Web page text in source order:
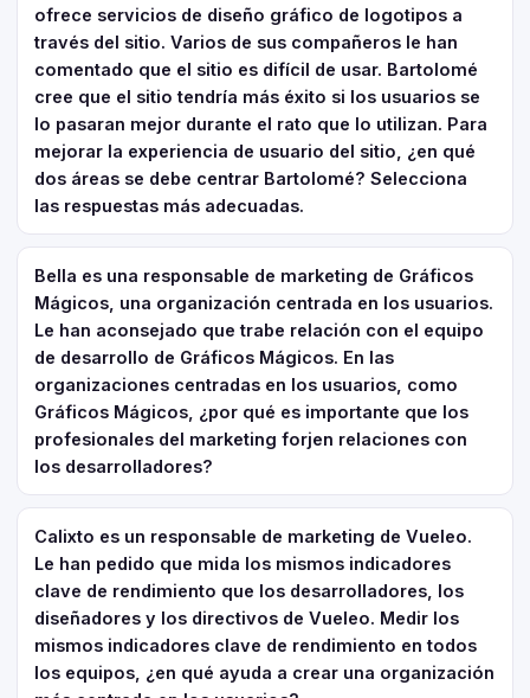
ofrece servicios de diseño gráfico de logotipos a
través del sitio. Varios de sus compañeros le han
comentado que el sitio es difícil de usar. Bartolomé
cree que el sitio tendría más éxito si los usuarios se
lo pasaran mejor durante el rato que lo utilizan. Para
mejorar la experiencia de usuario del sitio, ¿en qué
dos áreas se debe centrar Bartolomé? Selecciona
las respuestas más adecuadas.
Bella es una responsable de marketing de Gráficos
Mágicos, una organización centrada en los usuarios.
Le han aconsejado que trabe relación con el equipo
de desarrollo de Gráficos Mágicos. En las
organizaciones centradas en los usuarios, como
Gráficos Mágicos, ¿por qué es importante que los
profesionales del marketing forjen relaciones con
los desarrolladores?
Calixto es un responsable de marketing de Vueleo.
Le han pedido que mida los mismos indicadores
clave de rendimiento que los desarrolladores, los
diseñadores y los directivos de Vueleo. Medir los
mismos indicadores clave de rendimiento en todos
los equipos, ¿en qué ayuda a crear una organización